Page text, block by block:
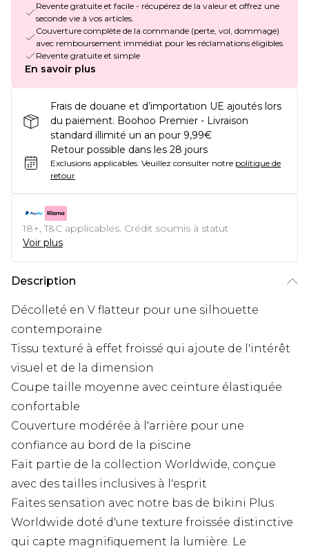
Revente gratuite et facile - récupérez de la valeur et offrez une
seconde vie à vos articles.
Couverture complète de la commande (perte, vol, dommage)
avec remboursement immédiat pour les réclamations éligibles
Revente gratuite et simple
En savoir plus
Frais de douane et d’importation UE ajoutés lors
du paiement. Boohoo Premier - Livraison
standard illimité un an pour 9,99€
Retour possible dans les 28 jours
Exclusions applicables. Veuillez consulter notre politique de
retour
18+, T&C applicables. Crédit soumis à statut
Voir plus
Description
Décolleté en V flatteur pour une silhouette
contemporaine
Tissu texturé à effet froissé qui ajoute de l'intérêt
visuel et de la dimension
Coupe taille moyenne avec ceinture élastiquée
confortable
Couverture modérée à l'arrière pour une
confiance au bord de la piscine
Fait partie de la collection Worldwide, conçue
avec des tailles inclusives à l'esprit
Faites sensation avec notre bas de bikini Plus
Worldwide doté d'une texture froissée distinctive
qui capte magnifiquement la lumière. Le